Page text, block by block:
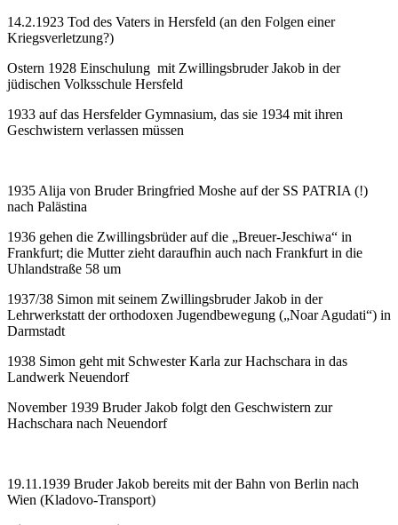
14.2.1923 Tod des Vaters in Hersfeld (an den Folgen einer
Kriegsverletzung?)
Ostern 1928 Einschulung mit Zwillingsbruder Jakob in der
jüdischen Volksschule Hersfeld
1933 auf das Hersfelder Gymnasium, das sie 1934 mit ihren
Geschwistern verlassen müssen
1935 Alija von Bruder Bringfried Moshe auf der SS PATRIA (!)
nach Palästina
1936 gehen die Zwillingsbrüder auf die „Breuer-Jeschiwa“ in
Frankfurt; die Mutter zieht daraufhin auch nach Frankfurt in die
Uhlandstraße 58 um
1937/38 Simon mit seinem Zwillingsbruder Jakob in der
Lehrwerkstatt der orthodoxen Jugendbewegung („Noar Agudati“) in
Darmstadt
1938 Simon geht mit Schwester Karla zur Hachschara in das
Landwerk Neuendorf
November 1939 Bruder Jakob folgt den Geschwistern zur
Hachschara nach Neuendorf
19.11.1939 Bruder Jakob bereits mit der Bahn von Berlin nach
Wien (Kladovo-Transport)